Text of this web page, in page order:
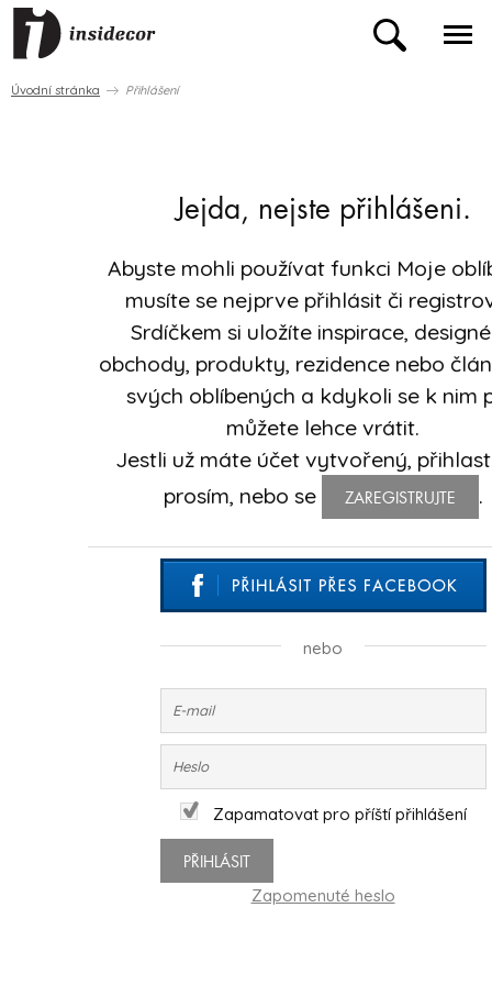
Úvodní stránka Přihlášení
Jejda, nejste přihlášeni.
Abyste mohli používat funkci Moje
musíte se nejprve přihlásit či
Srdíčkem si uložíte inspirace,
obchody, produkty, rezidence nebo
svých oblíbených a kdykoli se k nim
můžete lehce vrátit.
Jestli už máte účet vytvořený,
prosím, nebo se
ZAREGISTRUJTE .
nebo
Zapamatovat pro příští přihlášení
PŘIHLÁSIT
Zapomenuté heslo